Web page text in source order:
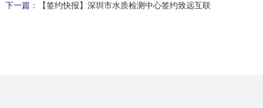
下一篇：
【签约快报】深圳市水质检测中心签约致远互联